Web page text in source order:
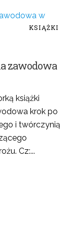
KSIĄŻKI
zawodowa
książki
krok po
i twórczynią
Cz:...